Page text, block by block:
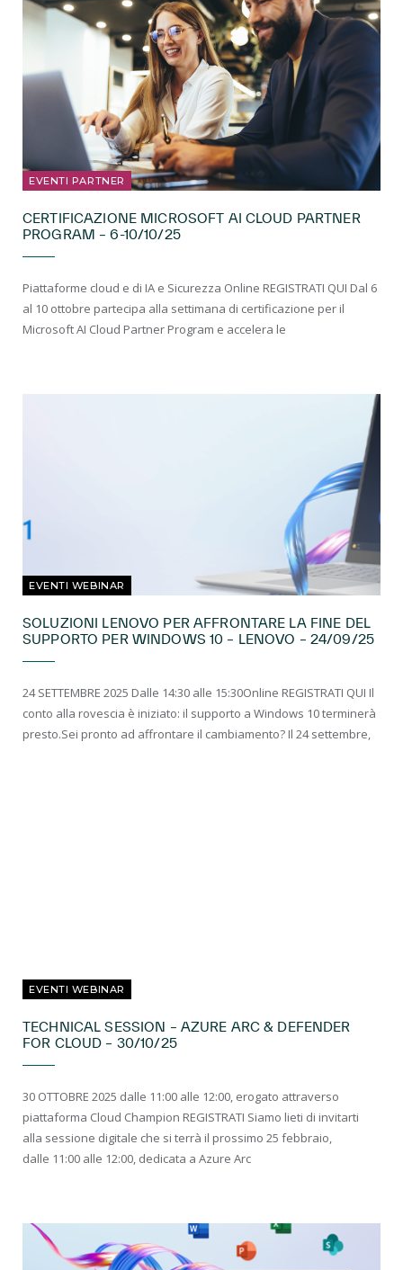
EVENTI PARTNER
CERTIFICAZIONE MICROSOFT AI CLOUD PARTNER
PROGRAM – 6-10/10/25
Piattaforme cloud e di IA e Sicurezza Online REGISTRATI QUI Dal 6
al 10 ottobre partecipa alla settimana di certificazione per il
Microsoft AI Cloud Partner Program e accelera le
EVENTI WEBINAR
SOLUZIONI LENOVO PER AFFRONTARE LA FINE DEL
SUPPORTO PER WINDOWS 10 – LENOVO – 24/09/25
24 SETTEMBRE 2025 Dalle 14:30 alle 15:30Online REGISTRATI QUI Il
conto alla rovescia è iniziato: il supporto a Windows 10 terminerà
presto.Sei pronto ad affrontare il cambiamento? Il 24 settembre,
EVENTI WEBINAR
TECHNICAL SESSION – AZURE ARC & DEFENDER
FOR CLOUD – 30/10/25
30 OTTOBRE 2025 dalle 11:00 alle 12:00, erogato attraverso
piattaforma Cloud Champion REGISTRATI Siamo lieti di invitarti
alla sessione digitale che si terrà il prossimo 25 febbraio,
dalle 11:00 alle 12:00, dedicata a Azure Arc